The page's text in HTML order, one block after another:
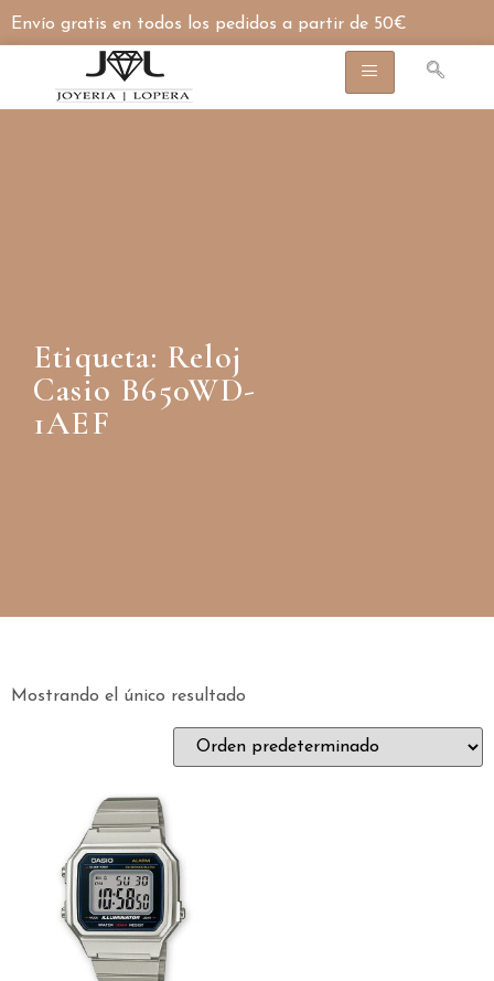
Envío gratis en todos los pedidos a partir de 50€
Etiqueta: Reloj
Casio B650WD-
1AEF
Mostrando el único resultado